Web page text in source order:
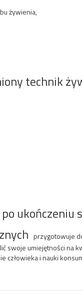
żywienia,
technik
ukończeniu
przygotowuje
swoje umiejętności na
człowieka i nauki